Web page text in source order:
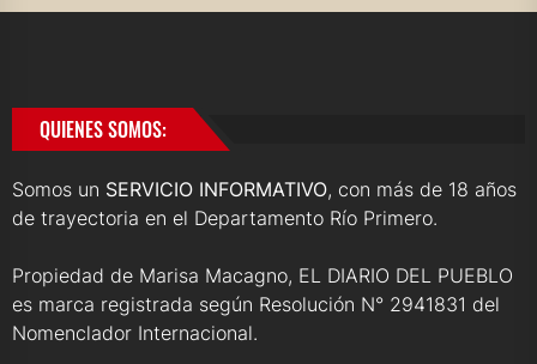
QUIENES SOMOS:
Somos un SERVICIO INFORMATIVO, con más de 18 años
de trayectoria en el Departamento Río Primero.
Propiedad de Marisa Macagno, EL DIARIO DEL PUEBLO
es marca registrada según Resolución N° 2941831 del
Nomenclador Internacional.